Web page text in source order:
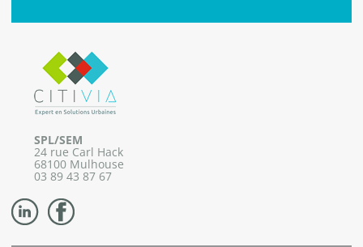
SPL/SEM
24 rue Carl Hack
68100 Mulhouse
03 89 43 87 67